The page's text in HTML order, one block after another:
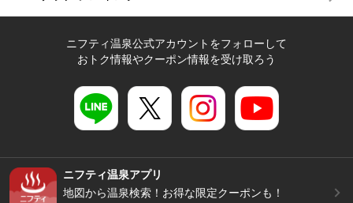
ニフティ温泉公式アカウントをフォローして
おトク情報やクーポン情報を受け取ろう
ニフティ温泉アプリ
地図から温泉検索！お得な限定クーポンも！